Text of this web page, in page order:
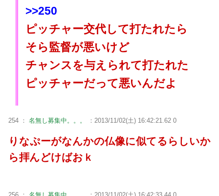
>>250
ピッチャー交代して打たれたら
そら監督が悪いけど
チャンスを与えられて打たれた
ピッチャーだって悪いんだよ
254 ： 名無し募集中。。。 ：2013/11/02(土) 16:42:21.62 0
りなぷーがなんかの仏像に似てるらしいか
ら拝んどけばおｋ